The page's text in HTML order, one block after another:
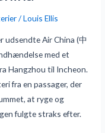
/Louis Ellis
Air China (中
med et
Hangzhou til Incheon.
fra en passager, der
at ryge og
fulgte straks efter.